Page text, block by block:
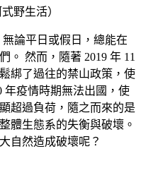
野生活）
論平日或假日，總能在
。 然而，隨著 2019 年 11
綁了過往的禁山政策，使
年疫情時期無法出國，使
超過負荷，隨之而來的是
體生態系的失衡與破壞。
自然造成破壞呢？